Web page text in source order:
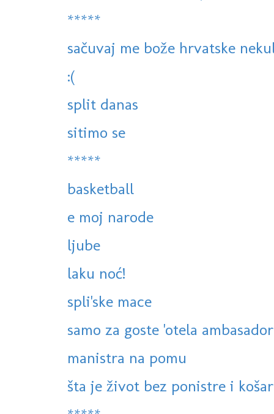
*****
sačuvaj me bože hrvatske
:(
split danas
sitimo se
*****
basketball
e moj narode
ljube
laku noć!
spli'ske mace
samo za goste 'otela ambasador
manistra na pomu
šta je život bez ponistre i